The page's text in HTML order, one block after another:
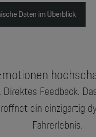
Daten im Überblick
Direktes Feedback.
ein einzigartig
Fahrerlebnis.